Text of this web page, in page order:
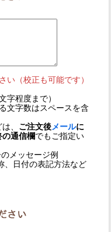
い（校正も可能です）
字程度まで）
文字数はスペースを含
、 ご注文後メールに
の通信欄でもご指定い
メッセージ例
日付の表記方法など